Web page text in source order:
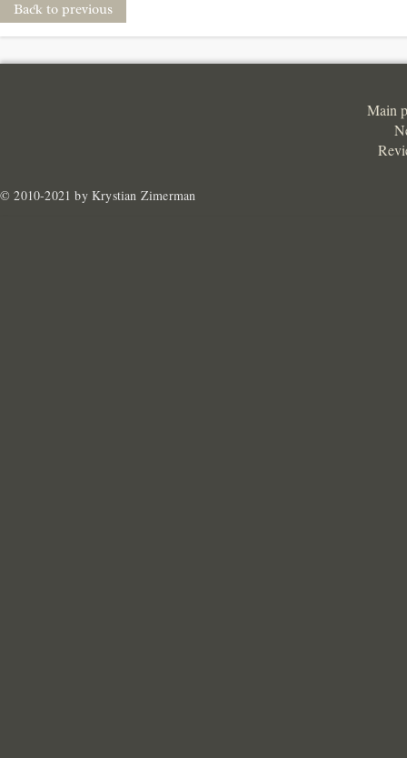
Back to previous
Main
© 2010-2021 by Krystian Zimerman